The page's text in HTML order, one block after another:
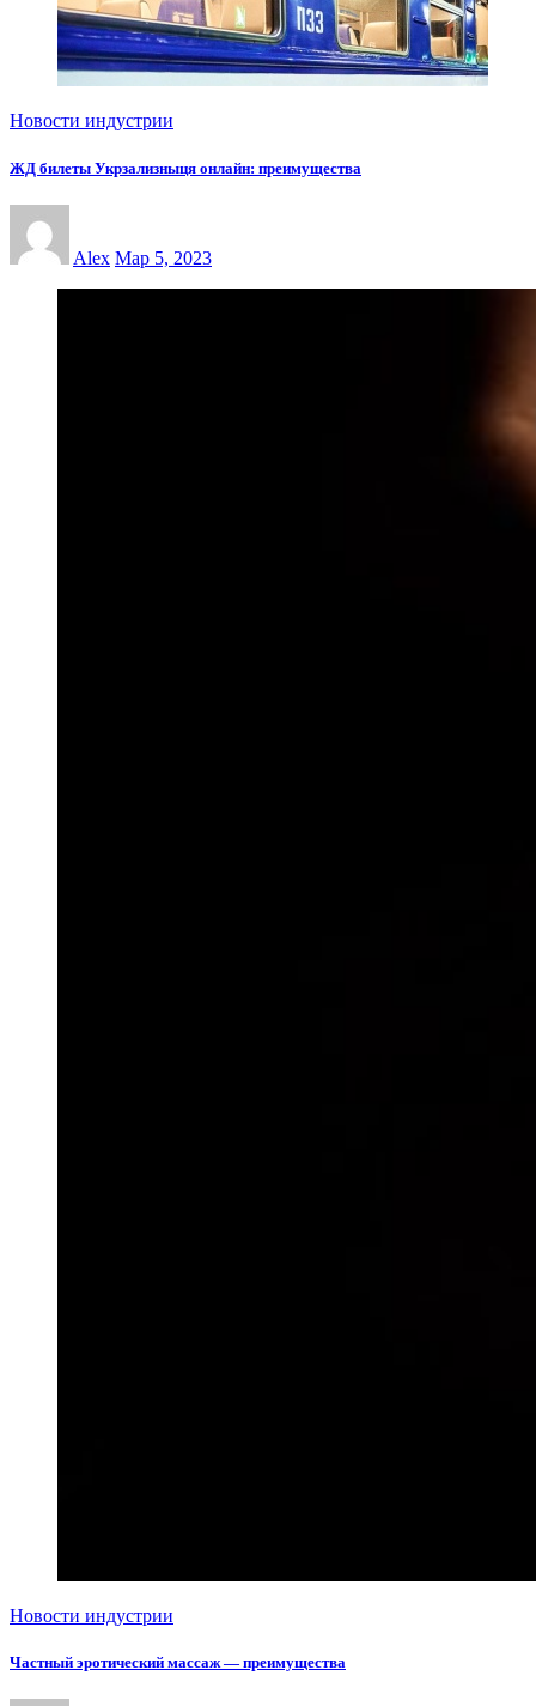
Новости индустрии
ЖД билеты Укрзализныця онлайн: преимущества
Alex Мар 5, 2023
Новости индустрии
Частный эротический массаж — преимущества